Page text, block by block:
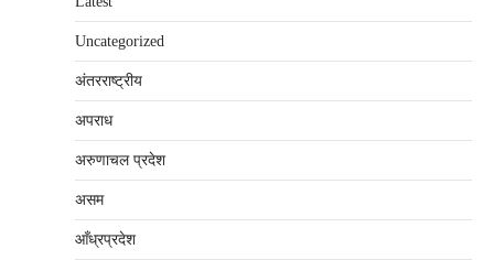
Uncategorized
अंतरराष्‍ट्रीय
अपराध
अरुणाचल प्रदेश
असम
आँध्रप्रदेश